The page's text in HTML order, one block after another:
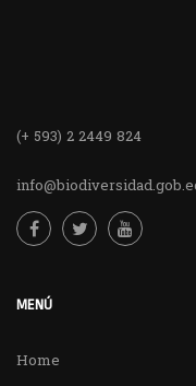
(+ 593) 2 2449 824
MENÚ
Home